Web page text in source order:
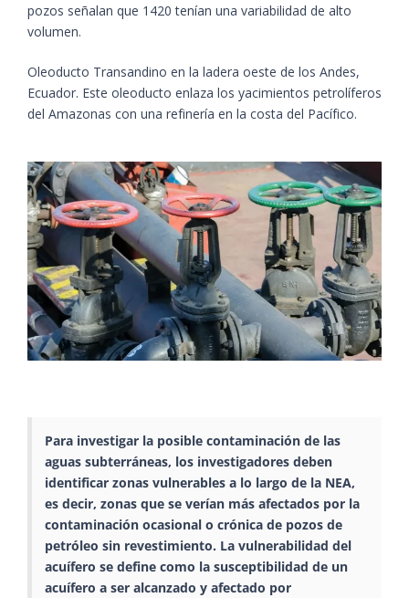
pozos señalan que 1420 tenían una variabilidad de alto
volumen.
Oleoducto Transandino en la ladera oeste de los Andes,
Ecuador. Este oleoducto enlaza los yacimientos petrolíferos
del Amazonas con una refinería en la costa del Pacífico.
Para investigar la posible contaminación de las
aguas subterráneas, los investigadores deben
identificar zonas vulnerables a lo largo de la NEA,
es decir, zonas que se verían más afectados por la
contaminación ocasional o crónica de pozos de
petróleo sin revestimiento. La vulnerabilidad del
acuífero se define como la susceptibilidad de un
acuífero a ser alcanzado y afectado por